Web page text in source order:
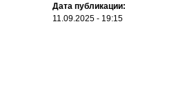
Дата публикации:
11.09.2025 - 19:15